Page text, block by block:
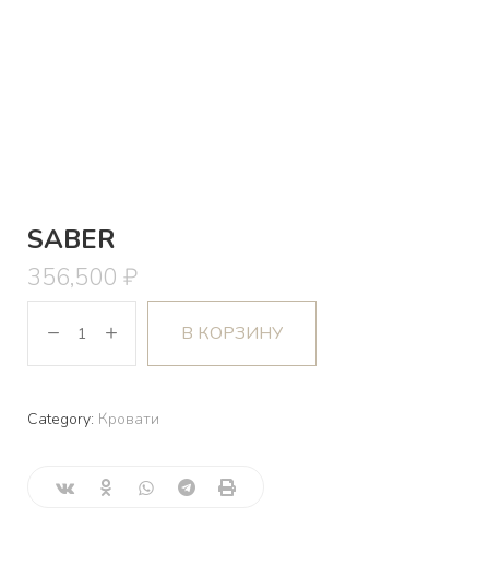
SABER
356,500 ₽
В КОРЗИНУ
Category: Кровати